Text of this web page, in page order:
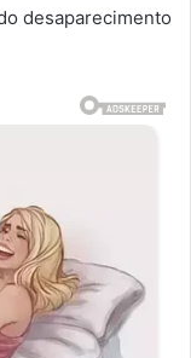
desaparecimento